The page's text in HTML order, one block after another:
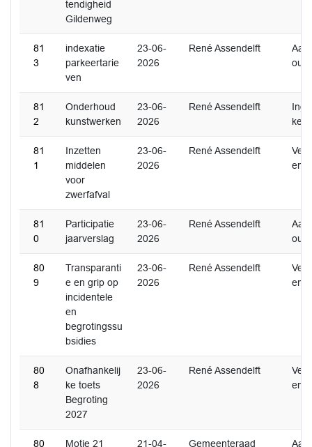
tendigheid
Gildenweg
81
3
indexatie
parkeertarie
ven
23-06-
2026
René Assendelft
81
2
Onderhoud
kunstwerken
23-06-
2026
René Assendelft
ken
81
1
Inzetten
middelen
voor
zwerfafval
23-06-
2026
René Assendelft
en
81
0
Participatie
jaarverslag
23-06-
2026
René Assendelft
80
9
Transparanti
e en grip op
incidentele
en
begrotingssu
bsidies
23-06-
2026
René Assendelft
en
80
8
Onafhankelij
ke toets
Begroting
2027
23-06-
2026
René Assendelft
en
80 Motie 21 21-04- Gemeenteraad